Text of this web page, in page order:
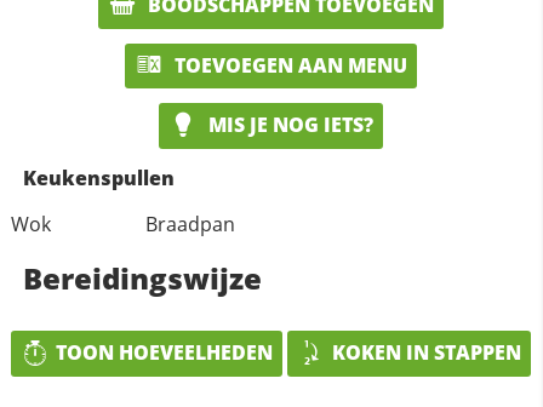
TOEVOEGEN AAN MENU
MIS JE NOG IETS?
Keukenspullen
Wok
Braadpan
Bereidingswijze
TOON HOEVEELHEDEN KOKEN IN STAPPEN